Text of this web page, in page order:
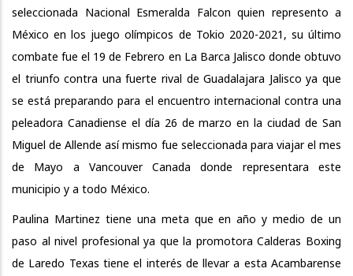
seleccionada Nacional Esmeralda Falcon quien represento a
México en los juego olímpicos de Tokio 2020-2021, su último
combate fue el 19 de Febrero en La Barca Jalisco donde obtuvo
el triunfo contra una fuerte rival de Guadalajara Jalisco ya que
se está preparando para el encuentro internacional contra una
peleadora Canadiense el día 26 de marzo en la ciudad de San
Miguel de Allende así mismo fue seleccionada para viajar el mes
de Mayo a Vancouver Canada donde representara este
municipio y a todo México.
Paulina Martinez tiene una meta que en año y medio de un
paso al nivel profesional ya que la promotora Calderas Boxing
de Laredo Texas tiene el interés de llevar a esta Acambarense